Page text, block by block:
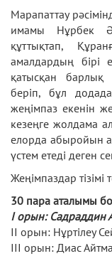
Марапаттау
имамы Нұрбек
құттықтап,
амалдардың бірі
қатысқан барлық
беріп, бұл
жеңімпаз екенін
кезеңге жолдама
елорда абыройын
үстем етеді деген
Жеңімпаздар тізімі
30 пара аталымы
I орын: Садраддин
II орын: Нұртілеу
III орын: Диас